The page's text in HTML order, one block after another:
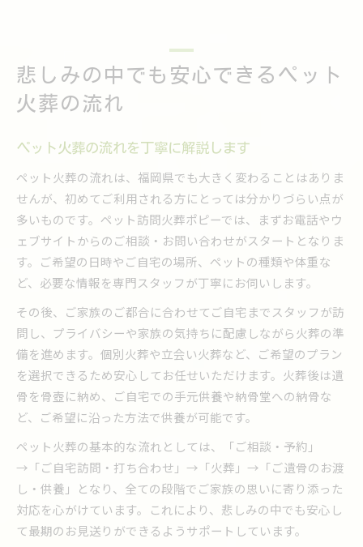
福岡県のペット火葬で大切な事前準備
ペット火葬の進め方で安心を得る方法
福岡県で信頼されるペット火葬の特徴
ペット火葬利用者の体験談から学ぶ流れ
ペット火葬に迷った際の手続きポイント解説
ペット火葬の依頼から手続きの基本を紹介
迷った時に安心できるペット火葬の相談法
ペット火葬の手続きに必要な準備とは
ペット火葬でよくある疑問とその解決策
不安な気持ちを和らげるペット火葬の準備
ペット火葬前に心を整える準備の仕方
不安を減らすペット火葬のサポート内容
ペット火葬の事前相談で得られる安心感
ペット火葬前後で必要な準備と配慮
ペット火葬を迎える心構えと大切な対応
連絡からペット火葬までの安心サポート例
ペット火葬の連絡方法とスムーズな流れ
専門スタッフが支えるペット火葬の対応
ペット火葬の予約から実施までの流れ解説
悲しみの中でも安心できるペット
火葬の流れ
ペット火葬の流れを丁寧に解説します
ペット火葬の流れは、福岡県でも大きく変わることはありま
せんが、初めてご利用される方にとっては分かりづらい点が
多いものです。ペット訪問火葬ポピーでは、まずお電話やウ
ェブサイトからのご相談・お問い合わせがスタートとなりま
す。ご希望の日時やご自宅の場所、ペットの種類や体重な
ど、必要な情報を専門スタッフが丁寧にお伺いします。
その後、ご家族のご都合に合わせてご自宅までスタッフが訪
問し、プライバシーや家族の気持ちに配慮しながら火葬の準
備を進めます。個別火葬や立会い火葬など、ご希望のプラン
を選択できるため安心してお任せいただけます。火葬後は遺
骨を骨壺に納め、ご自宅での手元供養や納骨堂への納骨な
ど、ご希望に沿った方法で供養が可能です。
ペット火葬の基本的な流れとしては、「ご相談・予約」
→「ご自宅訪問・打ち合わせ」→「火葬」→「ご遺骨のお渡
し・供養」となり、全ての段階でご家族の思いに寄り添った
対応を心がけています。これにより、悲しみの中でも安心し
て最期のお見送りができるようサポートしています。